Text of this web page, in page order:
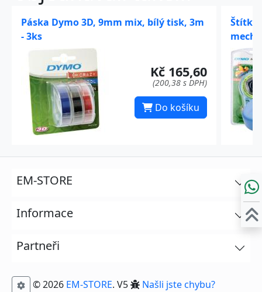
Páska Dymo 3D, 9mm mix, bílý tisk, 3m
- 3ks
Kč 165,60
(200,38 s DPH)
Do košíku
EM-STORE
Informace
Partneři
© 2026 EM-STORE. V5 Našli jste chybu?